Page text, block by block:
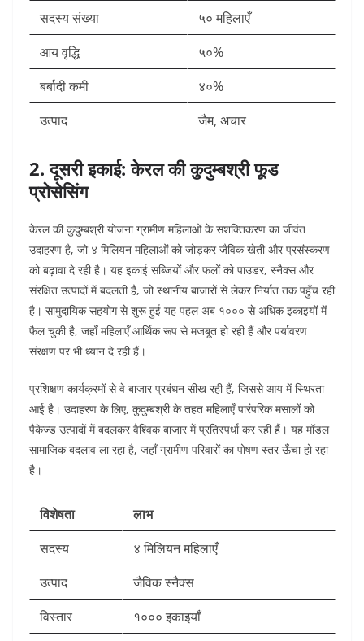
सदस्य संख्या
५० महिलाएँ
आय वृद्धि
५०%
बर्बादी कमी
४०%
उत्पाद
जैम, अचार
2. दूसरी इकाई: केरल की कुदुम्बश्री फूड
प्रोसेसिंग
केरल की कुदुम्बश्री योजना ग्रामीण महिलाओं के सशक्तिकरण का जीवंत
उदाहरण है, जो ४ मिलियन महिलाओं को जोड़कर जैविक खेती और प्रसंस्करण
को बढ़ावा दे रही है। यह इकाई सब्जियों और फलों को पाउडर, स्नैक्स और
संरक्षित उत्पादों में बदलती है, जो स्थानीय बाजारों से लेकर निर्यात तक पहुँच रही
है। सामुदायिक सहयोग से शुरू हुई यह पहल अब १००० से अधिक इकाइयों में
फैल चुकी है, जहाँ महिलाएँ आर्थिक रूप से मजबूत हो रही हैं और पर्यावरण
संरक्षण पर भी ध्यान दे रही हैं।
प्रशिक्षण कार्यक्रमों से वे बाजार प्रबंधन सीख रही हैं, जिससे आय में स्थिरता
आई है। उदाहरण के लिए, कुदुम्बश्री के तहत महिलाएँ पारंपरिक मसालों को
पैकेज्ड उत्पादों में बदलकर वैश्विक बाजार में प्रतिस्पर्धा कर रही हैं। यह मॉडल
सामाजिक बदलाव ला रहा है, जहाँ ग्रामीण परिवारों का पोषण स्तर ऊँचा हो रहा
है।​
विशेषता
लाभ
सदस्य
४ मिलियन महिलाएँ
उत्पाद
जैविक स्नैक्स
विस्तार
१००० इकाइयाँ